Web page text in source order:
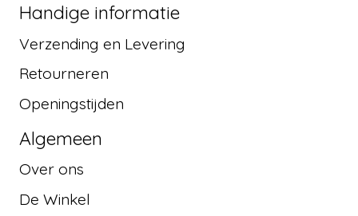
Handige informatie
Verzending en Levering
Retourneren
Openingstijden
Algemeen
Over ons
De Winkel